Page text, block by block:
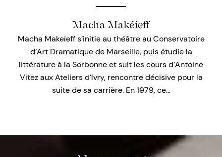
Macha Makéieff
Macha Makeïeff s’initie au théâtre au Conservatoire
d’Art Dramatique de Marseille, puis étudie la
littérature à la Sorbonne et suit les cours d’Antoine
Vitez aux Ateliers d’Ivry, rencontre décisive pour la
suite de sa carrière. En 1979, ce…